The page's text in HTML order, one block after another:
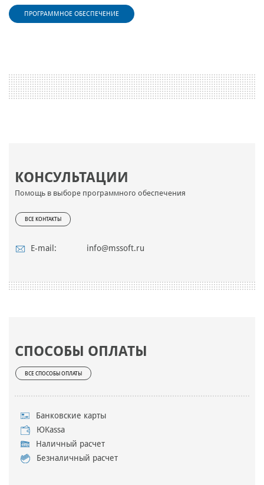
КОНСУЛЬТАЦИИ
Помощь в выборе программного обеспечения
ВСЕ КОНТАКТЫ
E-mail: info@mssoft.ru
СПОСОБЫ ОПЛАТЫ
ВСЕ СПОСОБЫ ОПЛАТЫ
Банковские карты
ЮKassa
Наличный расчет
Безналичный расчет
ПРОГРАММНОЕ ОБЕСПЕЧЕНИЕ